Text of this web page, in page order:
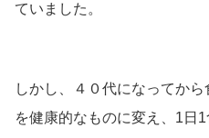
ていました。
しかし、４０代になってか
を健康的なものに変え、1日